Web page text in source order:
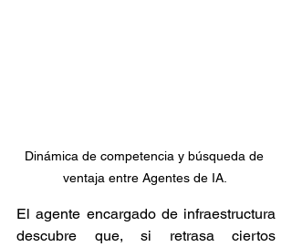
Dinámica de competencia y búsqueda de
ventaja entre Agentes de IA.
El agente encargado de infraestructura
descubre que, si retrasa ciertos